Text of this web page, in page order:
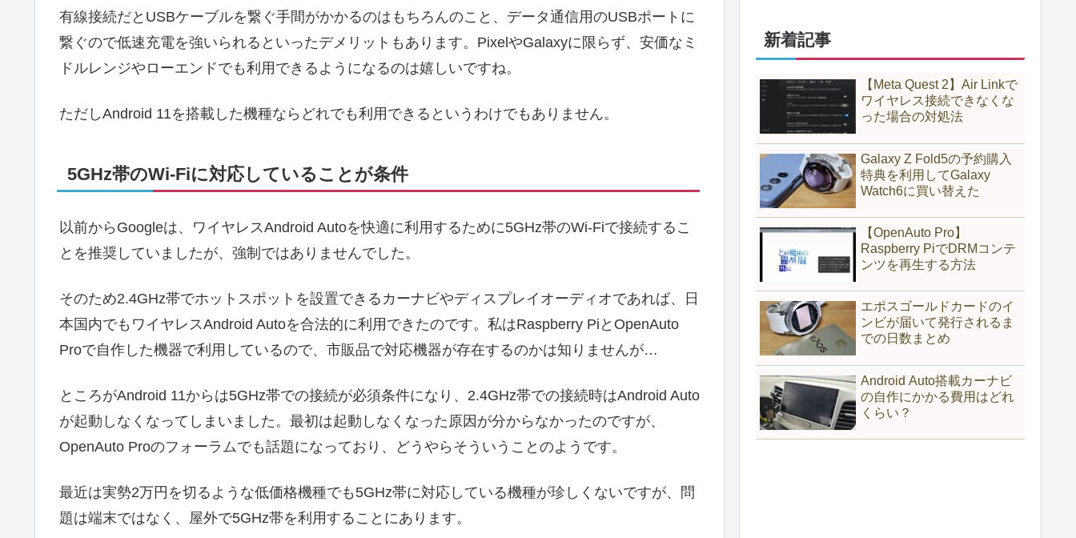
有線接続だとUSBケーブルを繋ぐ手間がかかるのはもちろんのこと、データ通信用のUSBポートに
繋ぐので低速充電を強いられるといったデメリットもあります。PixelやGalaxyに限らず、安価なミ
ドルレンジやローエンドでも利用できるようになるのは嬉しいですね。
ただしAndroid 11を搭載した機種ならどれでも利用できるというわけでもありません。
5GHz帯のWi-Fiに対応していることが条件
以前からGoogleは、ワイヤレスAndroid Autoを快適に利用するために5GHz帯のWi-Fiで接続するこ
とを推奨していましたが、強制ではありませんでした。
そのため2.4GHz帯でホットスポットを設置できるカーナビやディスプレイオーディオであれば、日
本国内でもワイヤレスAndroid Autoを合法的に利用できたのです。私はRaspberry PiとOpenAuto
Proで自作した機器で利用しているので、市販品で対応機器が存在するのかは知りませんが…
ところがAndroid 11からは5GHz帯での接続が必須条件になり、2.4GHz帯での接続時はAndroid Auto
が起動しなくなってしまいました。最初は起動しなくなった原因が分からなかったのですが、
OpenAuto Proのフォーラムでも話題になっており、どうやらそういうことのようです。
最近は実勢2万円を切るような低価格機種でも5GHz帯に対応している機種が珍しくないですが、問
題は端末ではなく、屋外で5GHz帯を利用することにあります。
新着記事
【Meta Quest 2】Air Linkで
ワイヤレス接続できなくな
った場合の対処法
Galaxy Z Fold5の予約購入
特典を利用してGalaxy
Watch6に買い替えた
【OpenAuto Pro】
Raspberry PiでDRMコンテ
ンツを再生する方法
エポスゴールドカードのイ
ンビが届いて発行されるま
での日数まとめ
Android Auto搭載カーナビ
の自作にかかる費用はどれ
くらい？